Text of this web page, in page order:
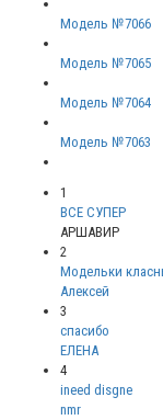
Модель №7066
Модель №7065
Модель №7064
Модель №7063
1
ВСЕ СУПЕР
АРШАВИР
2
Модельки
Алексей
3
спасибо
ЕЛЕНА
4
ineed disgne
nmr